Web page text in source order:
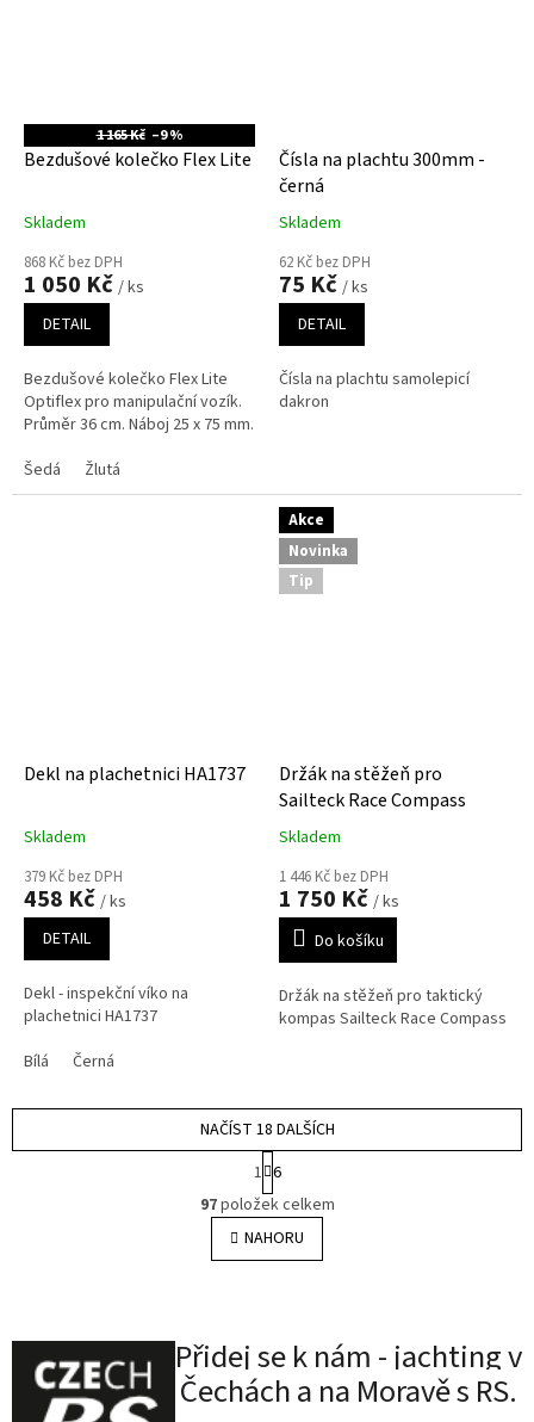
1 165 Kč –9 %
Bezdušové kolečko Flex Lite
Skladem
868 Kč bez DPH
1 050 Kč / ks
DETAIL
Bezdušové kolečko Flex Lite
Optiflex pro manipulační vozík.
Průměr 36 cm. Náboj 25 x 75 mm.
Šedá
Žlutá
Čísla na plachtu 300mm -
černá
Skladem
62 Kč bez DPH
75 Kč / ks
DETAIL
Čísla na plachtu samolepicí
dakron
Dekl na plachetnici HA1737
Skladem
379 Kč bez DPH
458 Kč / ks
DETAIL
Dekl - inspekční víko na
plachetnici HA1737
Bílá
Černá
Akce
Novinka
Tip
Držák na stěžeň pro
Sailteck Race Compass
Skladem
1 446 Kč bez DPH
1 750 Kč / ks
Do košíku
Držák na stěžeň pro taktický
kompas Sailteck Race Compass
O
v
l
á
í
p
r
NAČÍST 18 DALŠÍCH
S
t
r
á
n
k
í
1 6
97položek celkem
NAHORU
Přidej se k nám - jachting v
Čechách a na Moravě s RS.